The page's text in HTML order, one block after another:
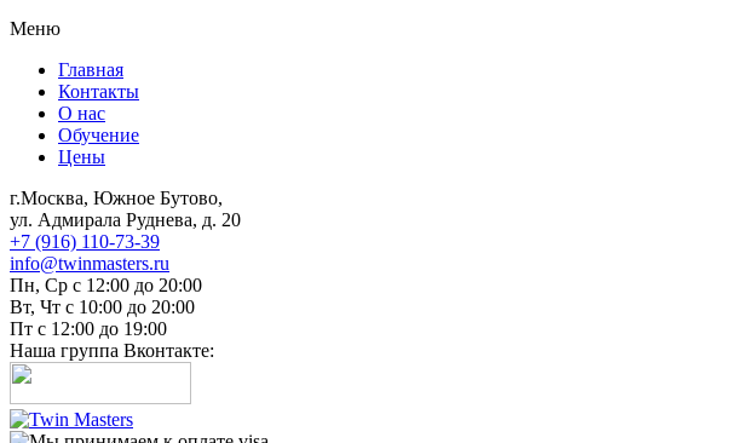
Меню
Главная
Контакты
О нас
Обучение
Цены
г.Москва, Южное Бутово,
ул. Адмирала Руднева, д. 20
+7 (916) 110-73-39
info@twinmasters.ru
Пн, Ср с 12:00 до 20:00
Вт, Чт с 10:00 до 20:00
Пт с 12:00 до 19:00
Наша группа Вконтакте: